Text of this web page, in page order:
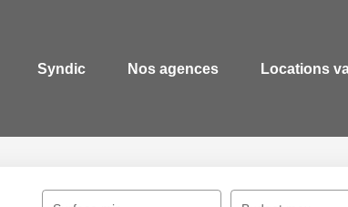
Syndic Nos agences Locations